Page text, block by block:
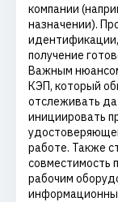
компании
назначении).
идентификации,
получение
Важным
КЭП, который
отслеживать
инициировать
работе. Также
совместимость
рабочим